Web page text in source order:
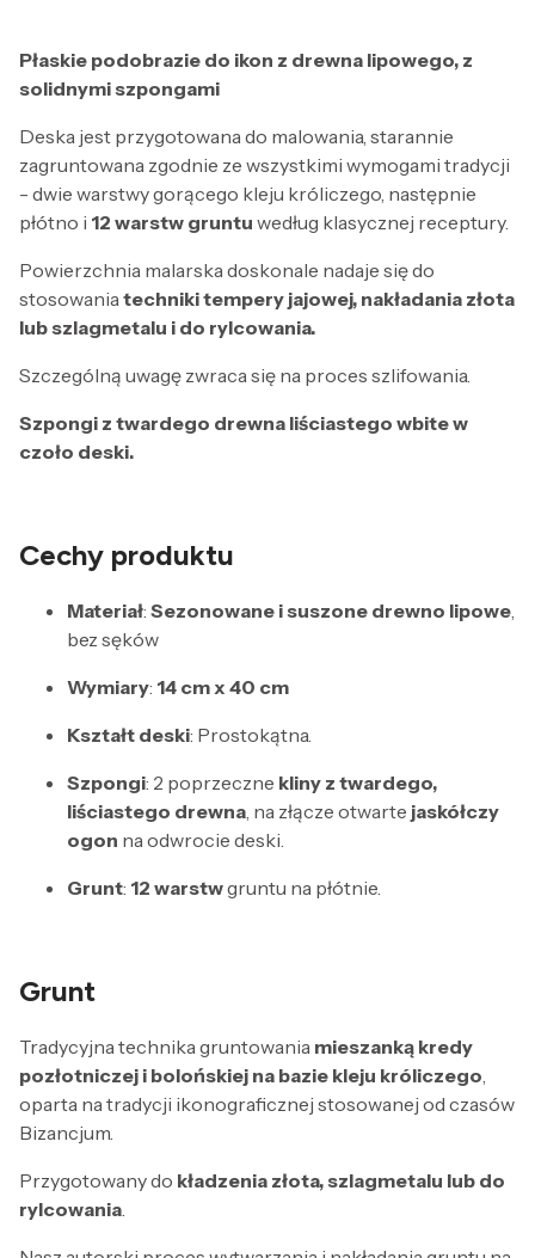
Płaskie podobrazie do ikon z drewna lipowego, z
solidnymi szpongami
Deska jest przygotowana do malowania, starannie
zagruntowana zgodnie ze wszystkimi wymogami tradycji
- dwie warstwy gorącego kleju króliczego, następnie
płótno i 12 warstw gruntu według klasycznej receptury.
Powierzchnia malarska doskonale nadaje się do
stosowaniatechniki tempery jajowej, nakładania złota
lub szlagmetalu i do rylcowania.
Szczególną uwagę zwraca się na proces szlifowania.
Szpongi z twardego drewna liściastego wbite w
czoło deski.
Cechy produktu
Materiał: Sezonowane i suszone drewno lipowe
bez sęków
Wymiary: 14 cm x 40 cm
Kształt deski: Prostokątna.
Szpongi: 2 poprzeczne kliny z twardego,
liściastego drewna , na złącze otwarte jaskółczy
ogon na odwrocie deski.
Grunt: 12 warstwgruntu na płótnie.
Grunt
Tradycyjna technika gruntowania mieszanką kredy
pozłotniczej i bolońskiej na bazie kleju króliczego
oparta na tradycji ikonograficznej stosowanej od czasów
Bizancjum.
Przygotowany do kładzenia złota, szlagmetalu lub do
rylcowania